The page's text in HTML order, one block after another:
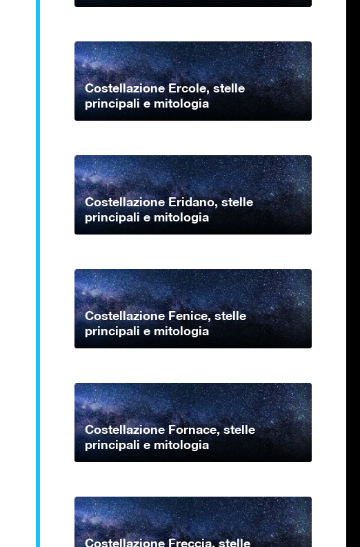
Costellazione Ercole, stelle
principali e mitologia
Costellazione Eridano, stelle
principali e mitologia
Costellazione Fenice, stelle
principali e mitologia
Costellazione Fornace, stelle
principali e mitologia
Costellazione Freccia, stelle